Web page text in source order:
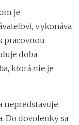
je
vykonáva
pracovnou
doba
ktorá nie je
nepredstavuje
Do dovolenky sa